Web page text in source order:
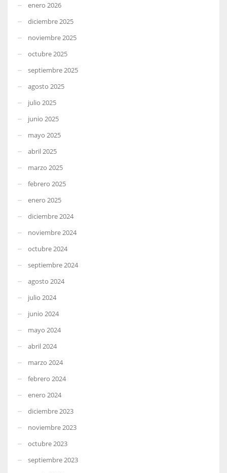
enero 2026
diciembre 2025
noviembre 2025
octubre 2025
septiembre 2025
agosto 2025
julio 2025
junio 2025
mayo 2025
abril 2025
marzo 2025
febrero 2025
enero 2025
diciembre 2024
noviembre 2024
octubre 2024
septiembre 2024
agosto 2024
julio 2024
junio 2024
mayo 2024
abril 2024
marzo 2024
febrero 2024
enero 2024
diciembre 2023
noviembre 2023
octubre 2023
septiembre 2023